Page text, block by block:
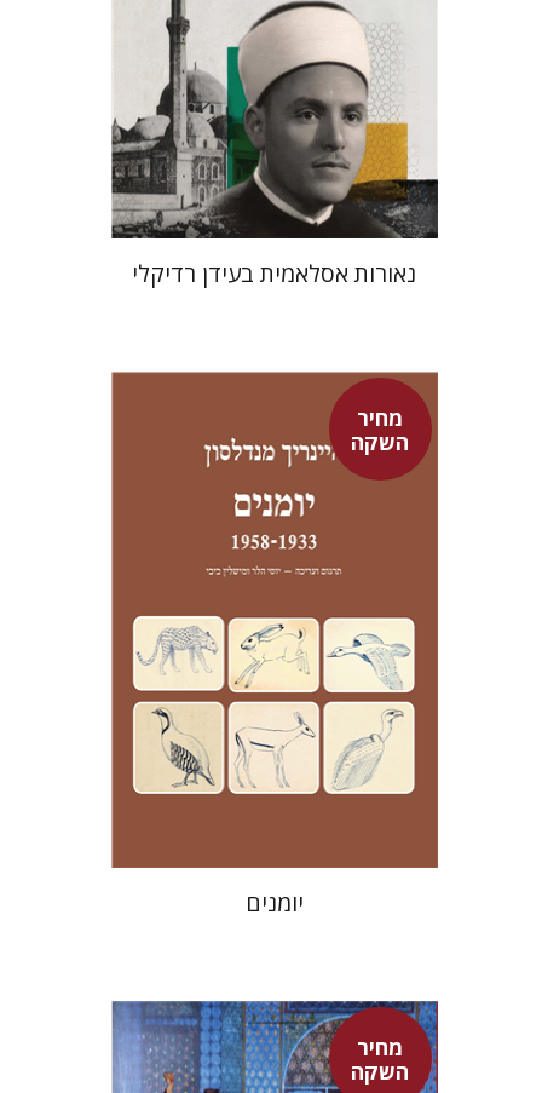
מחיר השקה
$24
נאורות אסלאמית בעידן רדיקלי
מחיר
השקההיינריך מנדלסון
יוסי הלר
מישלין ביבי
מחיר השקה
$35
$24
יומנים
מחיר
השקה